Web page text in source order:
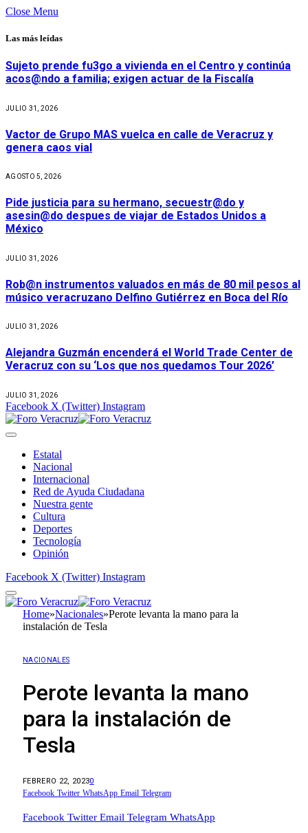
Close Menu
Las más leídas
Sujeto prende fu3go a vivienda en el Centro y continúa
acos@ndo a familia; exigen actuar de la Fiscalía
JULIO 31, 2026
Vactor de Grupo MAS vuelca en calle de Veracruz y
genera caos vial
AGOSTO 5, 2026
Pide justicia para su hermano, secuestr@do y
asesin@do despues de viajar de Estados Unidos a
México
JULIO 31, 2026
Rob@n instrumentos valuados en más de 80 mil pesos al
músico veracruzano Delfino Gutiérrez en Boca del Río
JULIO 31, 2026
Alejandra Guzmán encenderá el World Trade Center de
Veracruz con su ‘Los que nos quedamos Tour 2026’
JULIO 31, 2026
Facebook X (Twitter) Instagram
Estatal
Nacional
Internacional
Red de Ayuda Ciudadana
Nuestra gente
Cultura
Deportes
Tecnología
Opinión
Facebook X (Twitter) Instagram
Home»Nacionales»Perote levanta la mano para la
instalación de Tesla
NACIONALES
Perote levanta la mano
para la instalación de
Tesla
FEBRERO 22, 20230
Facebook Twitter WhatsApp Email Telegram
Facebook Twitter Email Telegram WhatsApp